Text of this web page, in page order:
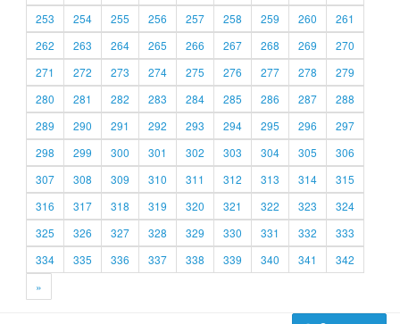
253
254 255 256 257 258 259 260
261
262
263 264 265 266 267 268 269
270
271
272 273 274 275 276 277 278
279
280
281 282 283 284 285 286 287
288
289
290 291 292 293 294 295 296
297
298
299 300 301 302 303 304 305
306
307
308 309 310 311 312 313 314
315
316
317 318 319 320 321 322 323
324
325
326 327 328 329 330 331 332
333
334
335 336 337 338 339 340 341
342
»